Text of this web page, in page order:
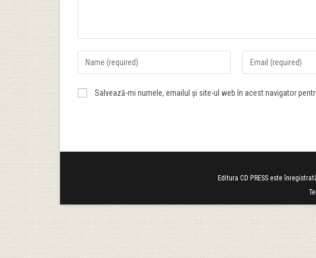
Salvează-mi numele, emailul și site-ul web în acest navigator
Editura CD PRESS este